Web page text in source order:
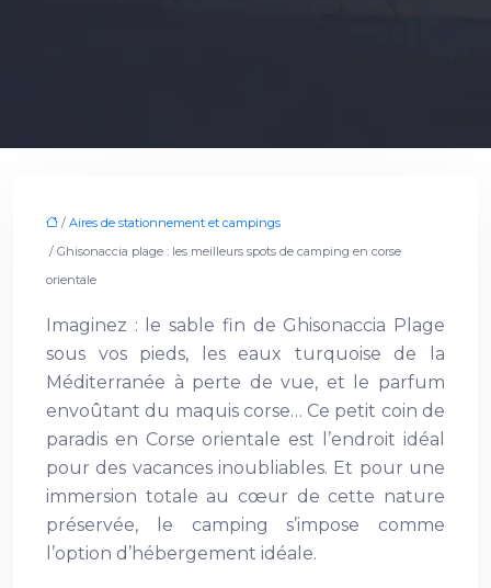
/ Aires de stationnement et campings
/ Ghisonaccia plage : les meilleurs spots de camping en corse
orientale
Imaginez : le sable fin de Ghisonaccia Plage
sous vos pieds, les eaux turquoise de la
Méditerranée à perte de vue, et le parfum
envoûtant du maquis corse… Ce petit coin de
paradis en Corse orientale est l’endroit idéal
pour des vacances inoubliables. Et pour une
immersion totale au cœur de cette nature
préservée, le camping s’impose comme
l’option d’hébergement idéale.